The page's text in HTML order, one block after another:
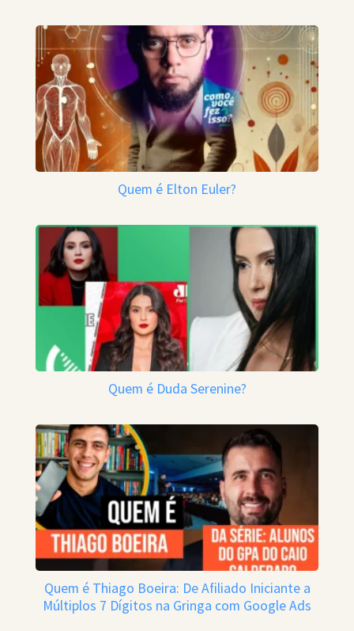
Quem é Elton Euler?
Quem é Duda Serenine?
Quem é Thiago Boeira: De Afiliado Iniciante a
Múltiplos 7 Dígitos na Gringa com Google Ads